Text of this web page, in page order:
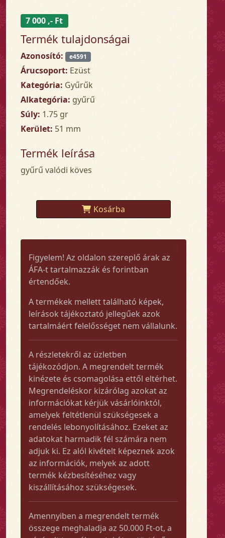
7 000 ,- Ft
Termék tulajdonságai
Azonosító: e4591
Árucsoport: Ezüst
Kategória: Gyűrűk
Alkategória: gyűrű
Súly: 1.75 gr
Kerület: 51 mm
Termék leírása
gyűrű valódi köves
Kosárba
Figyelem! Az oldalon szereplő árak az
ÁFA-t tartalmazzák és forintban
értendőek.
A termékek mellett található képek,
leírások tájékoztató jellegűek azok
tartalmáért felelősséget nem vállalunk.
A részletekről az üzletben
tájékozódjon. A megrendelt termék
kinézete és csomagolása ettől eltérhet.
Megrendeléskor kizárólag azokat az
információkat kérjük vásárlóinktól,
amelyek feltétlenül szükségesek a
rendelés lebonyolításához. Ezeket az
adatokat harmadik fél számára nem
adjuk ki. Ez alól kivételt képeznek azok
az információk, melyek az adott
termék kézbesítéséhez vagy
kiszállításához szükségesek.
Amennyiben a megrendelt termék
összege meghaladja az 50.000 Ft-ot, a